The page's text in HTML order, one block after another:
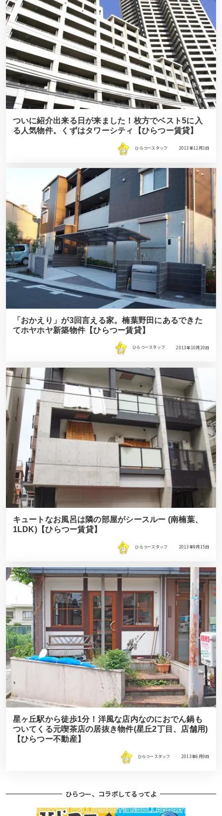
ついに紹介出来る日が来ました！枚方でベスト5に入
る人気物件。くずはタワーシティ【ひらつー賃貸】
ひらつースタッフ 2013年12月1日
「おかえり」が3回言える家。楠葉野田にあるできた
てホヤホヤ新築物件【ひらつー賃貸】
ひらつースタッフ 2013年10月20日
キュートなお風呂は隣の部屋がシースルー (南楠葉、
1LDK)【ひらつー賃貸】
ひらつースタッフ 2013年9月15日
星ヶ丘駅から徒歩1分！洋風な店内なのにおでん鍋も
ついてくる元喫茶店の居抜き物件(星丘2丁目、店舗用)
【ひらつー不動産】
ひらつースタッフ 2013年6月9日
ひらつー、コラボしてるってよ